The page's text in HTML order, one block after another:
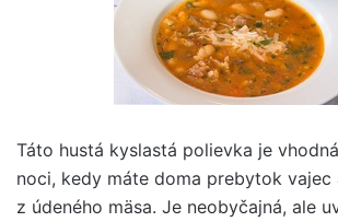
Táto hustá kyslastá polievka je
noci, kedy máte doma prebytok
z údeného mäsa. Je neobyčajná, ale